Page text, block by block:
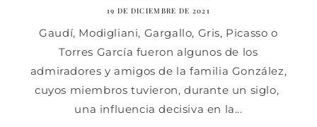
19 DE DICIEMBRE DE 2021
Gaudí, Modigliani, Gargallo, Gris, Picasso o
Torres García fueron algunos de los
admiradores y amigos de la familia González,
cuyos miembros tuvieron, durante un siglo,
una influencia decisiva en la...